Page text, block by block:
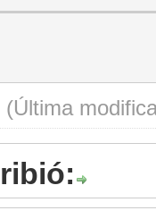
(Última